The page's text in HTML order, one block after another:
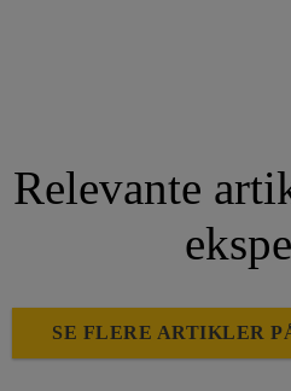
Relevante
SE FLERE ARTIKLER